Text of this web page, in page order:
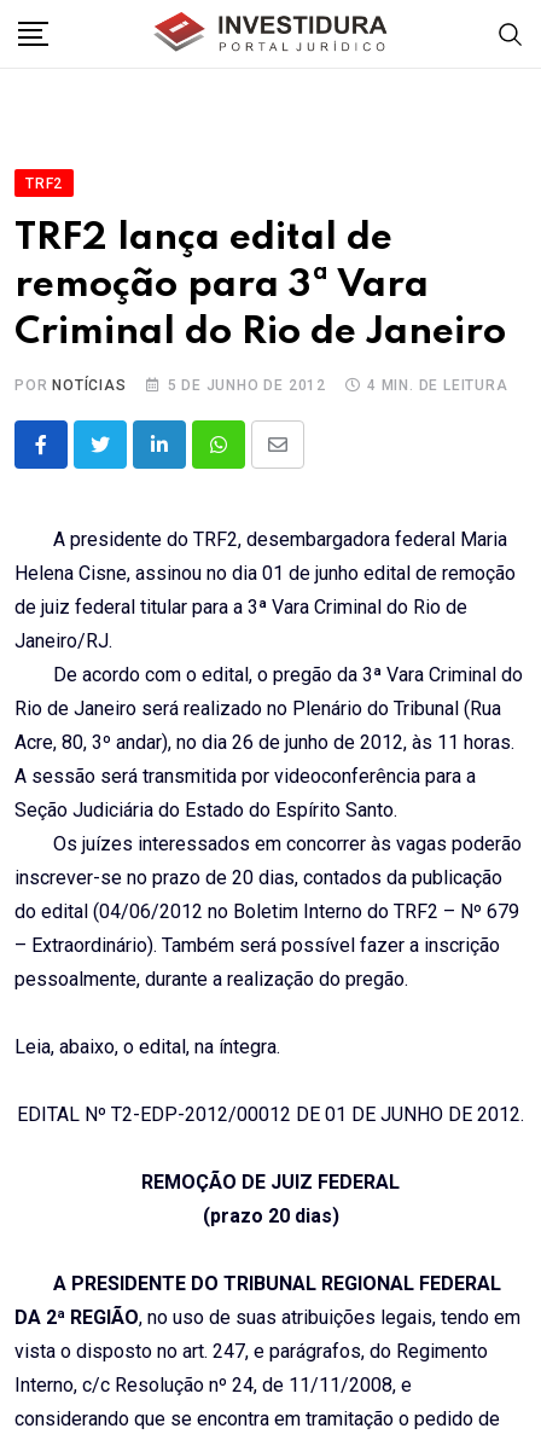
TRF2
TRF2 lança edital de
remoção para 3ª Vara
Criminal do Rio de Janeiro
POR NOTÍCIAS 5 DE JUNHO DE 2012 4 MIN. DE LEITURA
LinkedInWhatsappShare
Email
A presidente do TRF2, desembargadora federal Maria
Helena Cisne, assinou no dia 01 de junho edital de remoção
de juiz federal titular para a 3ª Vara Criminal do Rio de
Janeiro/RJ.
De acordo com o edital, o pregão da 3ª Vara Criminal do
Rio de Janeiro será realizado no Plenário do Tribunal (Rua
Acre, 80, 3º andar), no dia 26 de junho de 2012, às 11 horas.
A sessão será transmitida por videoconferência para a
Seção Judiciária do Estado do Espírito Santo.
Os juízes interessados em concorrer às vagas poderão
inscrever-se no prazo de 20 dias, contados da publicação
do edital (04/06/2012 no Boletim Interno do TRF2 – Nº 679
– Extraordinário). Também será possível fazer a inscrição
pessoalmente, durante a realização do pregão.
Leia, abaixo, o edital, na íntegra.
EDITAL Nº T2-EDP-2012/00012 DE 01 DE JUNHO DE 2012.
REMOÇÃO DE JUIZ FEDERAL
(prazo 20 dias)
A PRESIDENTE DO TRIBUNAL REGIONAL FEDERAL
DA 2ª REGIÃO, no uso de suas atribuições legais, tendo em
vista o disposto no art. 247, e parágrafos, do Regimento
Interno, c/c Resolução nº 24, de 11/11/2008, e
considerando que se encontra em tramitação o pedido de